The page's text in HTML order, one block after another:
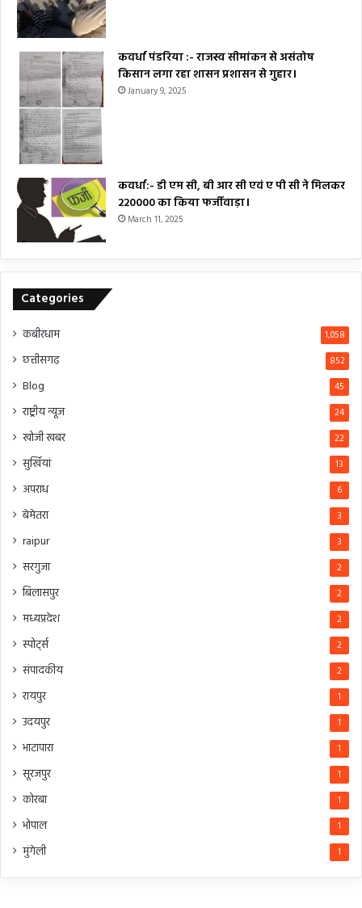
कवर्धा पंडरिया :- राजस्व सीमांकन से असंतोष
किसान लगा रहा शासन प्रशासन से गुहार।
January 9, 2025
कवर्धा:- डी एम सी, बी आर सी एवं ए पी सी ने मिलकर
₹220000 का किया फर्जीवाड़ा।
March 11, 2025
Categories
कबीरधाम 1,058
छत्तीसगढ़ 852
Blog 45
राष्ट्रीय न्यूज 24
खोजी खबर 22
सुर्खियां 13
अपराध 6
बेमेतरा 3
raipur 3
सरगुजा 2
बिलासपुर 2
मध्यप्रदेश 2
स्पोर्ट्स 2
संपादकीय 2
रायपुर 1
उदयपुर 1
भाटापारा 1
सूरजपुर 1
कोरबा 1
भोपाल 1
मुंगेली 1